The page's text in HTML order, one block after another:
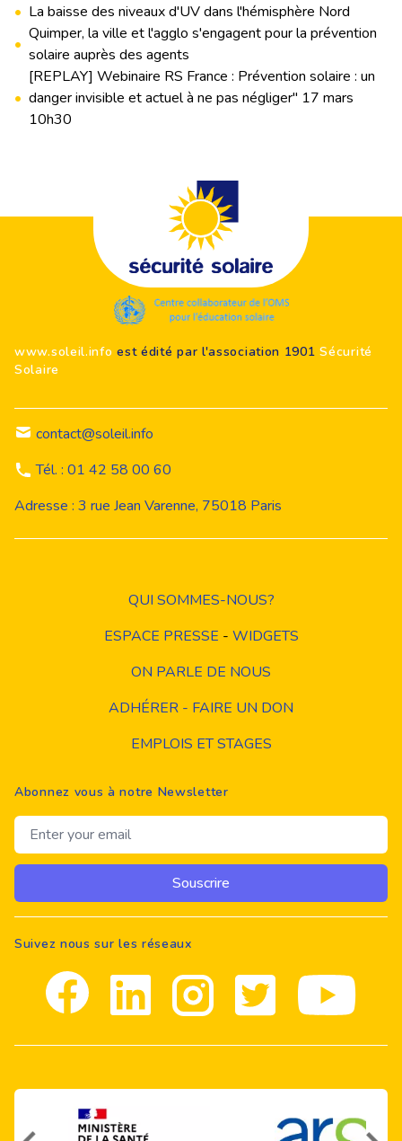
• La baisse des niveaux d'UV dans l'hémisphère Nord
•
Quimper, la ville et l'agglo s'engagent pour la prévention
solaire auprès des agents
•
[REPLAY] Webinaire RS France : Prévention solaire : un
danger invisible et actuel à ne pas négliger" 17 mars
10h30
www.soleil.info est édité par l'association 1901Sécurité
Solaire
contact@soleil.info
Tél. : 01 42 58 00 60
Adresse : 3 rue Jean Varenne, 75018 Paris
QUI SOMMES-NOUS?
ESPACE PRESSE - WIDGETS
ON PARLE DE NOUS
ADHÉRER - FAIRE UN DON
EMPLOIS ET STAGES
Abonnez vous à notre Newsletter
Email address
Souscrire
Suivez nous sur les réseaux
Facebook Linkedin Instagram Twitter youtube